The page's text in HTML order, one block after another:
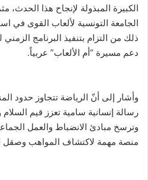
الكبيرة المبذولة لإنجاح هذا الحدث،
الجامعة التونسية لألعاب القوى في
ذلك من التزام بتنفيذ البرنامج
دعم مسيرة “أم الألعاب” عربياً.
وأشار إلى أنّ الرياضة تتجاوز حدود
رسالة إنسانية سامية تعزز قيم
وترسخ مبادئ الانضباط والعمل
منصة مهمة لاكتشاف المواهب وصقل